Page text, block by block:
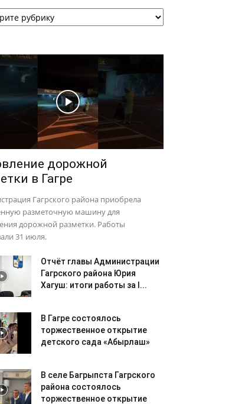
дорожной
в Гагре
Гагрского района приобрела
разметочную машину для
дорожной разметки. Работы
31 июля.
Отчёт главы Администрации
Гагрского района Юрия
Хагуш: итоги работы за I...
В Гагре состоялось
торжественное открытие
детского сада «Абырлаш»
В селе Багрыпста Гагрского
района состоялось
торжественное открытие